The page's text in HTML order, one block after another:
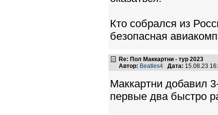
Кто собрался из
безопасная
Re: Пол Маккартни - тур 2023
Автор: Beatles4 Дата: 15.08.23
Маккартни добавил
первые два быстро